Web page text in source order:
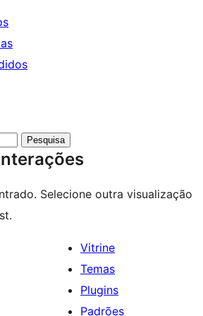
Selecione outra visualização
Vitrine
Temas
Plugins
Padrões